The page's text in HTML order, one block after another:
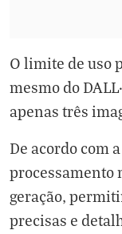
O limite de uso
mesmo do
apenas três
De acordo com
processamento
geração,
precisas e